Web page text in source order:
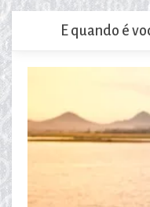
E quando é